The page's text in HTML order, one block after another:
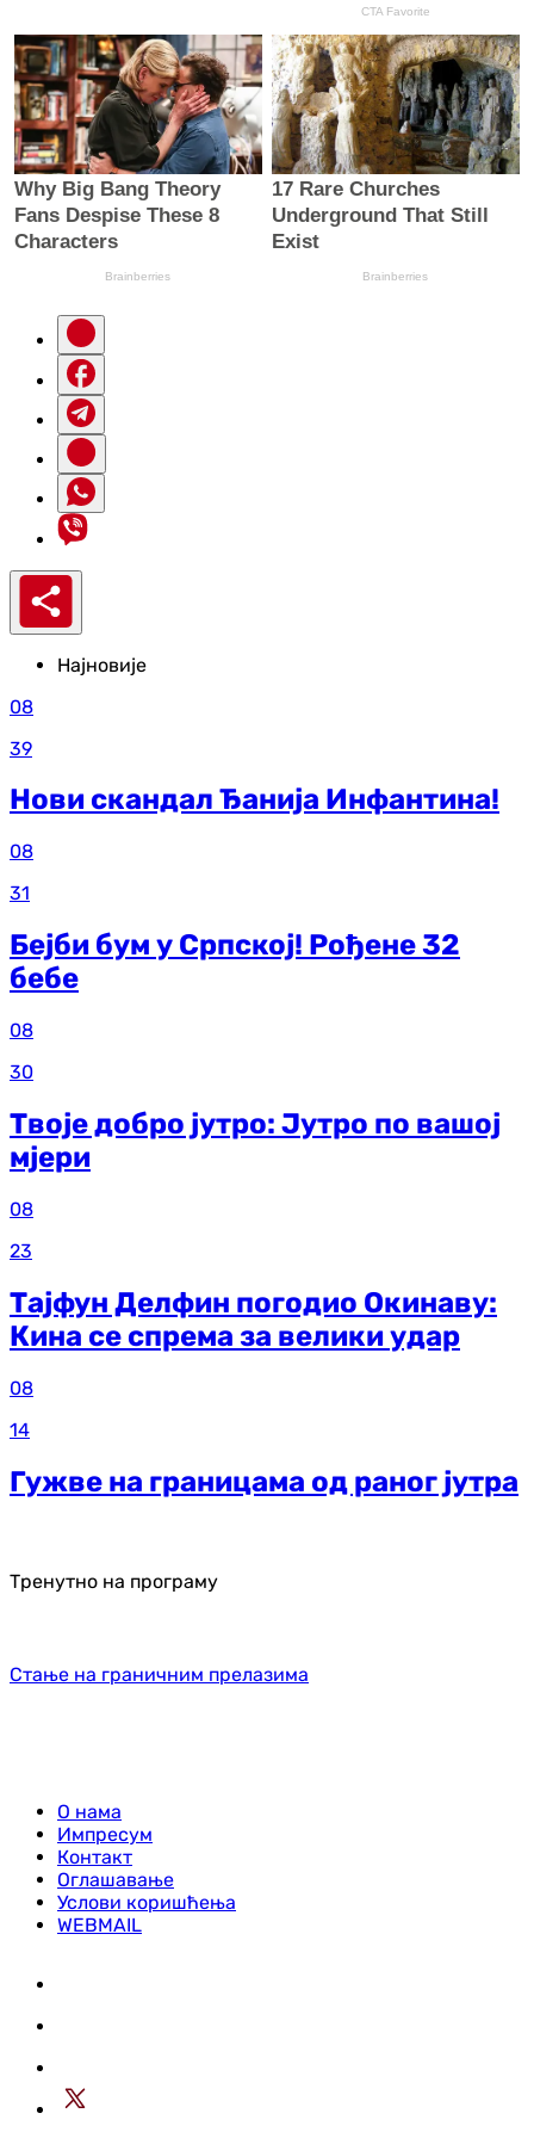
Најновије
08
39
Нови скандал Ђанија Инфантина!
08
31
Бејби бум у Српској! Рођене 32
бебе
08
30
Твоје добро јутро: Јутро по вашој
мјери
08
23
Тајфун Делфин погодио Окинаву:
Кина се спрема за велики удар
08
14
Гужве на границама од раног јутра
Тренутно на програму
Стање на граничним прелазима
О нама
Импресум
Контакт
Оглашавање
Услови коришћења
WEBMAIL